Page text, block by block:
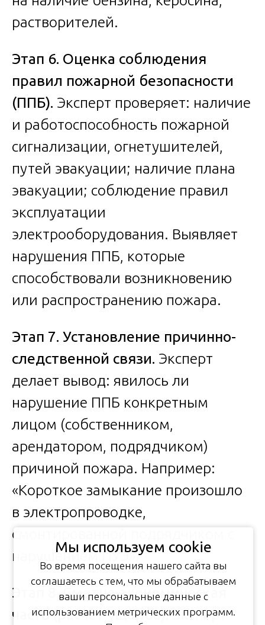
растворителей.
Этап 6. Оценка соблюдения
правил пожарной безопасности
(ППБ). Эксперт проверяет: наличие
и работоспособность пожарной
сигнализации, огнетушителей,
путей эвакуации; наличие плана
эвакуации; соблюдение правил
эксплуатации
электрооборудования. Выявляет
нарушения ППБ, которые
способствовали возникновению
или распространению пожара.
Этап 7. Установление причинно-
следственной связи. Эксперт
делает вывод: явилось ли
нарушение ППБ конкретным
лицом (собственником,
арендатором, подрядчиком)
причиной пожара. Например:
«Короткое замыкание произошло
в электропроводке,
смонтированной подрядчиком с
нарушением ПУЭ».
Этап 8. Сметно-экономическая
часть (расчёт ущерба).Эксперт-
Мы используем cookie
Во время посещения нашего сайта вы
соглашаетесь с тем, что мы обрабатываем
ваши персональные данные с
использованием метрических программ.